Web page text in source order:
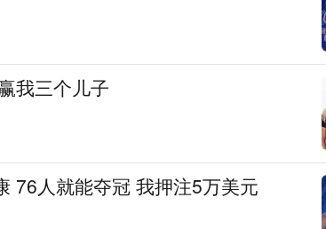
我三个儿子
76人就能夺冠 我押注5万美元